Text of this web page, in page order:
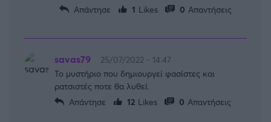
Απάντησε
1 Likes 0 Απαντήσεις
savas79
25/07/2022 - 14:47
Το μυστήριο που δημιουργεί φασίστες και
ρατσιστές ποτε θα λυθεί.
Απάντησε
12 Likes 0 Απαντήσεις